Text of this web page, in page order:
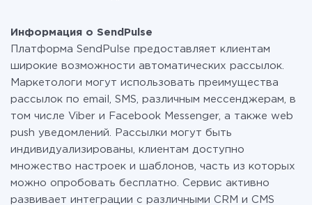
Информация о SendPulse
Платформа SendPulse предоставляет клиентам
широкие возможности автоматических рассылок.
Маркетологи могут использовать преимущества
рассылок по email, SMS, различным мессенджерам, в
том числе Viber и Facebook Messenger, а также web
push уведомлений. Рассылки могут быть
индивидуализированы, клиентам доступно
множество настроек и шаблонов, часть из которых
можно опробовать бесплатно. Сервис активно
развивает интеграции с различными CRM и CMS